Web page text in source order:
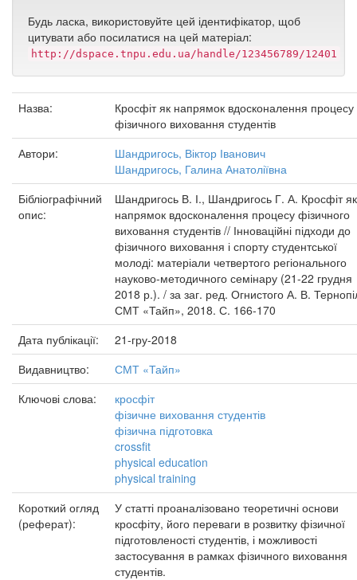
Будь ласка, використовуйте цей ідентифікатор, щоб
цитувати або посилатися на цей матеріал:
http://dspace.tnpu.edu.ua/handle/123456789/12401
Назва:
Кросфіт як напрямок вдосконалення процесу
фізичного виховання студентів
Автори:
Шандригось, Віктор Іванович
Шандригось, Галина Анатоліївна
Бібліографічний
опис:
Шандригось В. І., Шандригось Г. А. Кросфіт як
напрямок вдосконалення процесу фізичного
виховання студентів // Інноваційні підходи до
фізичного виховання і спорту студентської
молоді: матеріали четвертого регіонального
науково-методичного семінару (21-22 грудня
2018 р.). / за заг. ред. Огнистого А. В.
СМТ «Тайп», 2018. С. 166-170
Дата публікації:
21-гру-2018
Видавництво:
СМТ «Тайп»
Ключові слова:
кросфіт
фізичне виховання студентів
фізична підготовка
crossfit
physical education
physical training
Короткий огляд
(реферат):
У статті проаналізовано теоретичні основи
кросфіту, його переваги в розвитку фізичної
підготовленості студентів, і можливості
застосування в рамках фізичного виховання
студентів.